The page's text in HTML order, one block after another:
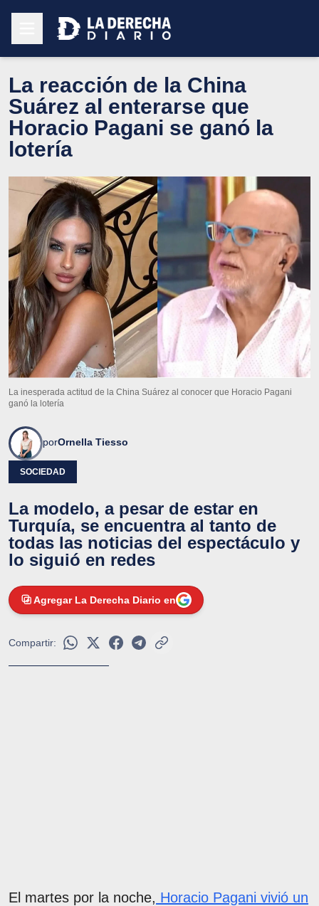
La reacción de la China
Suárez al enterarse que
Horacio Pagani se ganó la
lotería
La inesperada actitud de la China Suárez al conocer que Horacio Pagani
ganó la lotería
porOrnella Tiesso
SOCIEDAD
La modelo, a pesar de estar en
Turquía, se encuentra al tanto de
todas las noticias del espectáculo y
lo siguió en redes
Agregar La Derecha Diario en
Compartir:
El martes por la noche, Horacio Pagani vivió un